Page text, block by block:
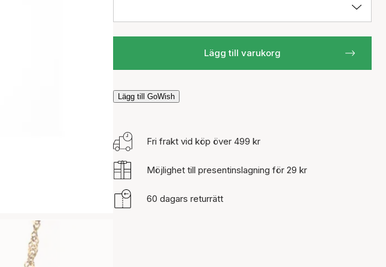
Lägg till varukorg
Lägg till GoWish
Fri frakt vid köp över 499 kr
Möjlighet till presentinslagning för 29 kr
60 dagars returrätt